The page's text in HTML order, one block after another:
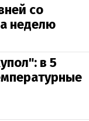
со
неделю
в 5